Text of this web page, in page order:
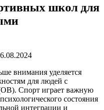
школ для
внимания уделяется
для людей с
Спорт играет важную
состояния
интеграции и